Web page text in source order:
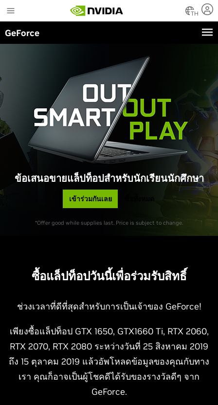
to
main
content
TH
GeForce
ข้อเสนอขายแล็ปท็อปสำหรับนักเรียนนักศึกษา
เข้าร่วมกันเลย
*Offer good while supplies last. Price is subject to change.
ซื้อแล็ปท็อปวันนี้เพื่อร่วมรับสิทธิ์
ช่วงเวลาที่ดีที่สุดสำหรับการเป็นเจ้าของ GeForce!
เพียงซื้อแล็ปท็อป GTX 1650, GTX1660 Ti, RTX 2060,
RTX 2070, RTX 2080 ระหว่างวันที่ 25 สิงหาคม 2019
ถึง 15 ตุลาคม 2019 แล้วอัพโหลดข้อมูลของคุณกับทาง
เรา คุณก็อาจเป็นผู้โชคดีได้รับของรางวัลดีๆ จาก
GeForce.